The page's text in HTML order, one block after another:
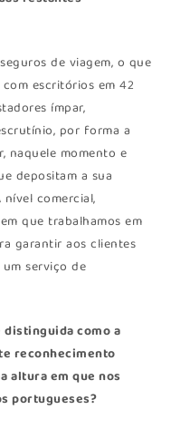
de viagem, o que
escritórios em 42
ímpar,
por forma a
naquele momento e
depositam a sua
comercial,
que trabalhamos em
garantir aos clientes
serviço de
como a
reconhecimento
altura em que nos
portugueses?